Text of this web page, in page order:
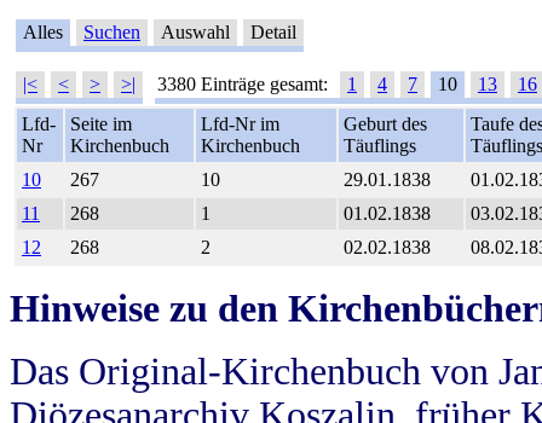
Alles Suchen Auswahl Detail
|< < > >| 3380 Einträge gesamt: 1 4 7 10 13
16
Lfd-
Nr
Seite im
Kirchenbuch
Lfd-Nr im
Kirchenbuch
Geburt des
Täuflings
Taufe
Täuflings
10
267 10 29.01.1838
11
268 1 01.02.1838
12
268 2 02.02.1838
Hinweise zu den
Das Original-Kirchenbuch von